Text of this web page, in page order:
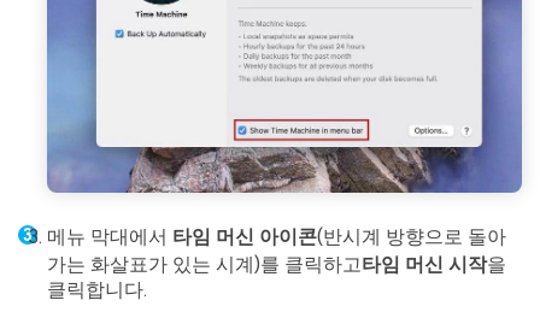
메뉴 막대에서 타임 머신 아이콘(반시계 방향으로 돌아
가는 화살표가 있는 시계)를 클릭하고타임 머신 시작을
클릭합니다.